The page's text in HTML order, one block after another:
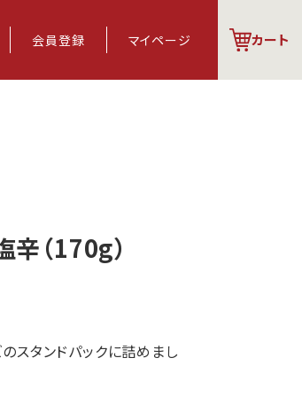
会員登録 マイページ カート
（170g）
スタンドパックに詰めまし